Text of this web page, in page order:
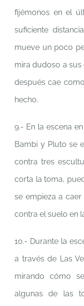
fijémonos en el
suficiente
mueve un poco
mira dudoso a
después cae
hecho.
9.- En la escena
Bambi y Pluto se
contra tres
corta la toma,
se empieza a
contra el suelo en
10.- Durante la
a través de Las
mirando cómo
algunas de las